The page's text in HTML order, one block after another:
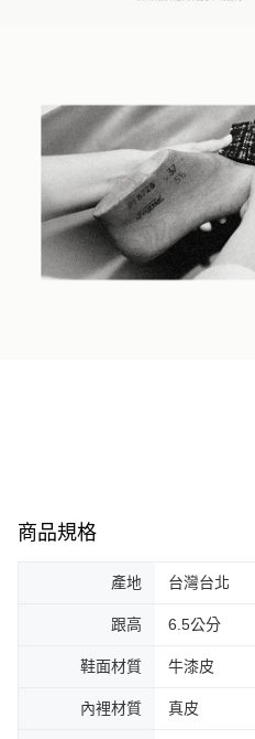
商品規格
產地 台灣台北
跟高 6.5公分
鞋面材質 牛漆皮
內裡材質 真皮